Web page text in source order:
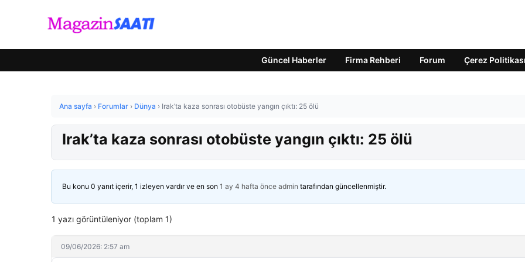
Güncel Haberler Firma Rehberi Forum Çerez
Ana sayfa › Forumlar › Dünya › Irak’ta kaza sonrası otobüste yangın çıktı: 25 ölü
Irak’ta kaza sonrası otobüste yangın çıktı: 25 ölü
Bu konu 0 yanıt içerir, 1 izleyen vardır ve en son 1 ay 4 hafta önce admin tarafından güncellenmiştir.
1 yazı görüntüleniyor (toplam 1)
09/06/2026: 2:57 am